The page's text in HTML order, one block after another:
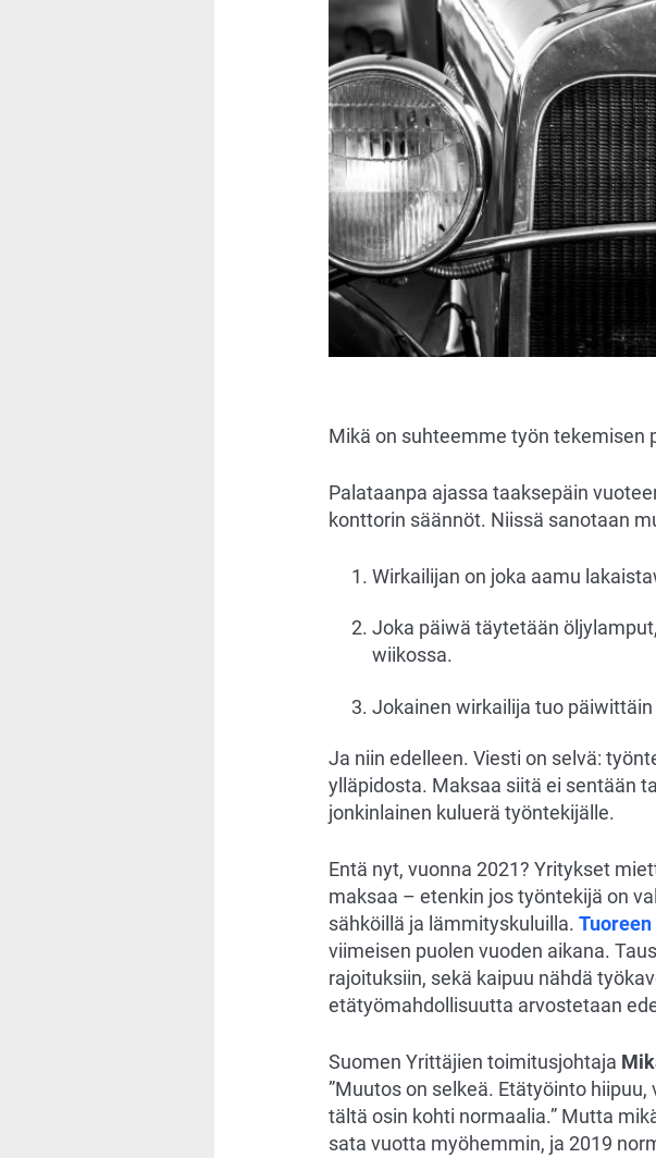
Mikä on suhteemme työn tekemisen
Palataanpa ajassa taaksepäin
konttorin säännöt. Niissä sanotaan
Wirkailijan on joka aamu
Joka päiwä täytetään
wiikossa.
Jokainen wirkailija tuo
Ja niin edelleen. Viesti on selvä:
ylläpidosta. Maksaa siitä ei sentään
jonkinlainen kuluerä työntekijälle.
Entä nyt, vuonna 2021? Yritykset
maksaa – etenkin jos työntekijä on
sähköillä ja lämmityskuluilla.
viimeisen puolen vuoden aikana.
rajoituksiin, sekä kaipuu nähdä
etätyömahdollisuutta arvostetaan
Suomen Yrittäjien toimitusjohtaja
”Muutos on selkeä. Etätyöinto
tältä osin kohti normaalia.” Mutta
sata vuotta myöhemmin, ja 2019